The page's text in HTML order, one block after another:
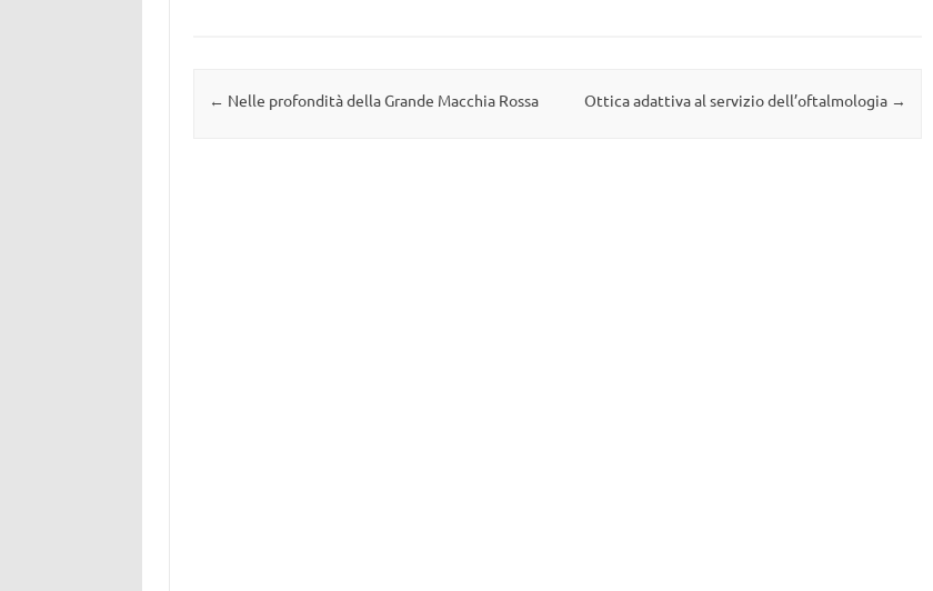
Navigazione articolo
← Nelle profondità della Grande Macchia Rossa Ottica adattiva al servizio dell’oftalmologia →